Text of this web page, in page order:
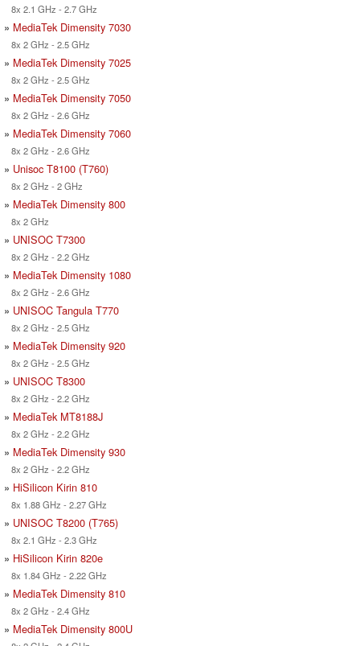
8x 2.1 GHz - 2.7 GHz
» MediaTek Dimensity 7030
8x 2 GHz - 2.5 GHz
» MediaTek Dimensity 7025
8x 2 GHz - 2.5 GHz
» MediaTek Dimensity 7050
8x 2 GHz - 2.6 GHz
» MediaTek Dimensity 7060
8x 2 GHz - 2.6 GHz
» Unisoc T8100 (T760)
8x 2 GHz - 2 GHz
» MediaTek Dimensity 800
8x 2 GHz
» UNISOC T7300
8x 2 GHz - 2.2 GHz
» MediaTek Dimensity 1080
8x 2 GHz - 2.6 GHz
» UNISOC Tangula T770
8x 2 GHz - 2.5 GHz
» MediaTek Dimensity 920
8x 2 GHz - 2.5 GHz
» UNISOC T8300
8x 2 GHz - 2.2 GHz
» MediaTek MT8188J
8x 2 GHz - 2.2 GHz
» MediaTek Dimensity 930
8x 2 GHz - 2.2 GHz
» HiSilicon Kirin 810
8x 1.88 GHz - 2.27 GHz
» UNISOC T8200 (T765)
8x 2.1 GHz - 2.3 GHz
» HiSilicon Kirin 820e
8x 1.84 GHz - 2.22 GHz
» MediaTek Dimensity 810
8x 2 GHz - 2.4 GHz
» MediaTek Dimensity 800U